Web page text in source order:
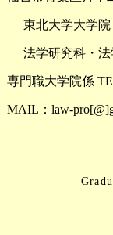
東北大学大学院
法学研究科・法
専門職大学院係
MAIL：law-